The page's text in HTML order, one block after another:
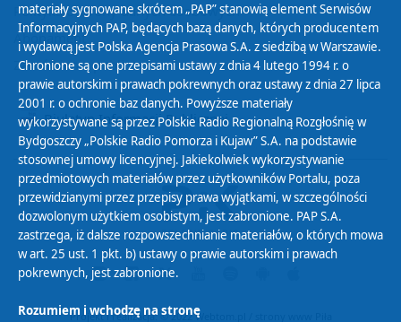
Polityka ochrony danych osobowych
Abonament
Zamówienia publiczne
Biuletyn Informacji Publicznej
Projekt i realizacja: © 2022Webtom.pl
materiały sygnowane skrótem „PAP” stanowią element Serwisów
Informacyjnych PAP, będących bazą danych, których producentem
i wydawcą jest Polska Agencja Prasowa S.A. z siedzibą w Warszawie.
Chronione są one przepisami ustawy z dnia 4 lutego 1994 r. o
prawie autorskim i prawach pokrewnych oraz ustawy z dnia 27 lipca
2001 r. o ochronie baz danych. Powyższe materiały
wykorzystywane są przez Polskie Radio Regionalną Rozgłośnię w
Bydgoszczy „Polskie Radio Pomorza i Kujaw” S.A. na podstawie
stosownej umowy licencyjnej. Jakiekolwiek wykorzystywanie
przedmiotowych materiałów przez użytkowników Portalu, poza
przewidzianymi przez przepisy prawa wyjątkami, w szczególności
dozwolonym użytkiem osobistym, jest zabronione. PAP S.A.
zastrzega, iż dalsze rozpowszechnianie materiałów, o których mowa
w art. 25 ust. 1 pkt. b) ustawy o prawie autorskim i prawach
pokrewnych, jest zabronione.
Rozumiem i wchodzę na stronę